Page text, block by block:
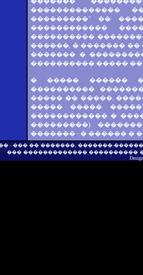
��������������
���������" ��
������������
����������
������, � �������
������� �
���������� �����
� ����� ������
����������
����� �� �����,
����� �����
������������ �
���������).
������� - � ������ �
- ��� �� �������, �������-
��� ������������� ����������